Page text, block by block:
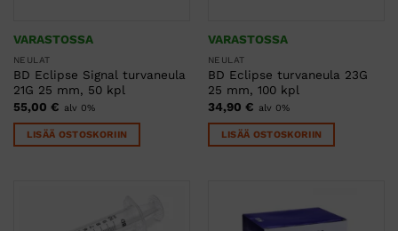
VARASTOSSA
NEULAT
BD Eclipse Signal turvaneula
21G 25 mm, 50 kpl
55,00 € alv 0%
LISÄÄ OSTOSKORIIN
VARASTOSSA
NEULAT
BD Eclipse turvaneula 23G
25 mm, 100 kpl
34,90 € alv 0%
LISÄÄ OSTOSKORIIN